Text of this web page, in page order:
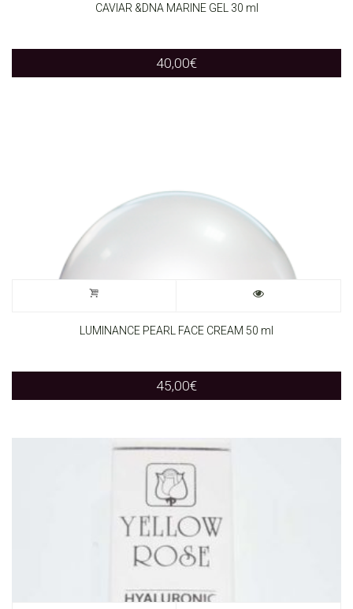
CAVIAR &DNA MARINE GEL 30 ml
40,00€
LUMINANCE PEARL FACE CREAM 50 ml
45,00€